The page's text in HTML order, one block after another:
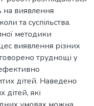
виявлення
та суспільства.
методики
виявлення різних
труднощі у
дітей. Наведено
які